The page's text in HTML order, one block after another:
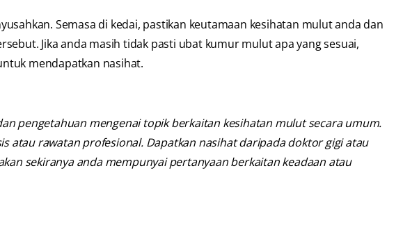
Semasa di kedai, pastikan keutamaan kesihatan mulut anda dan
Jika anda masih tidak pasti ubat kumur mulut apa yang sesuai,
mendapatkan nasihat.
pengetahuan mengenai topik berkaitan kesihatan mulut secara umum.
atau rawatan profesional. Dapatkan nasihat daripada doktor gigi atau
sekiranya anda mempunyai pertanyaan berkaitan keadaan atau